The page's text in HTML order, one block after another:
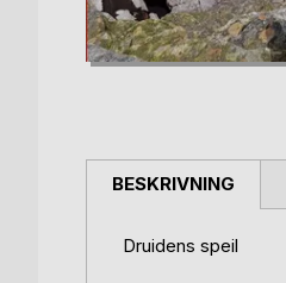
BESKRIVNING
Druidens speil